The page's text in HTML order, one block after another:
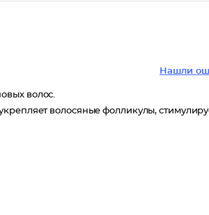
Нашли
волос.
волосяные фолликулы,